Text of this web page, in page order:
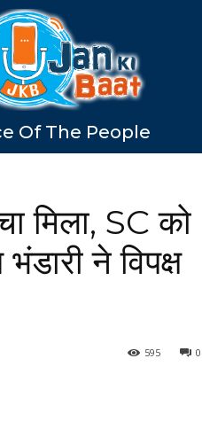
Of The People
मिला, SC को
ने विपक्ष
0
595